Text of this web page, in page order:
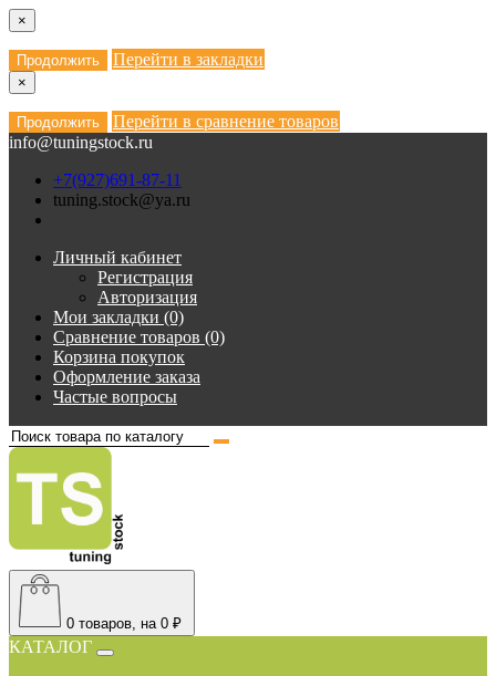
×
Продолжить Перейти в закладки
×
Продолжить
Перейти в сравнение товаров
info@tuningstock.ru
+7(927)691-87-11
tuning.stock@ya.ru
Личный кабинет
Регистрация
Авторизация
Мои закладки (0)
Сравнение товаров (0)
Корзина покупок
Оформление заказа
Частые вопросы
0 товаров, на 0 ₽
КАТАЛОГ